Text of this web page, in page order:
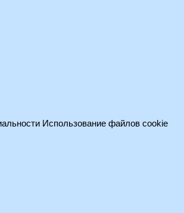
Использование файлов cookie